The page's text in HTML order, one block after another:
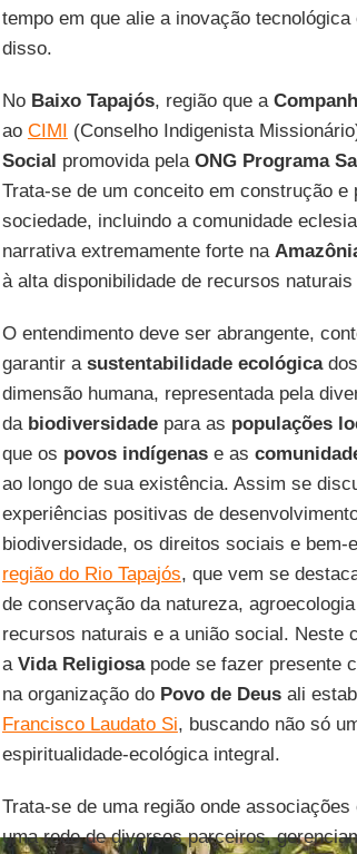
tempo em que alie a inovação
disso.
No Baixo Tapajós, região que a
ao CIMI (Conselho Indigenista
Social promovida pela ONG Programa
Trata-se de um conceito em construção
sociedade, incluindo a comunidade
narrativa extremamente forte na
à alta disponibilidade de recursos naturais
O entendimento deve ser abrangente,
garantir a sustentabilidade ecológicados
dimensão humana, representada pela
dabiodiversidadepara as populações
que os povos indígenase as
ao longo de sua existência. Assim se
experiências positivas de
biodiversidade, os direitos sociais e
região do Rio Tapajós, que vem se
de conservação da natureza,
recursos naturais e a união social. Neste
a Vida Religiosapode se fazer presente
na organização do Povo de Deusali
Francisco Laudato Si, buscando não só
espiritualidade-ecológica integral.
Trata-se de uma região onde associações
uma rede de diversos parceiros,